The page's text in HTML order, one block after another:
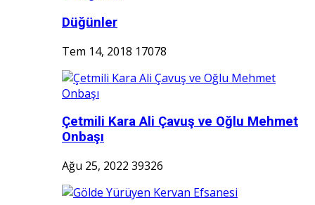
Düğünler
Tem 14, 2018 17078
Çetmili Kara Ali Çavuş ve Oğlu Mehmet
Onbaşı
Ağu 25, 2022 39326